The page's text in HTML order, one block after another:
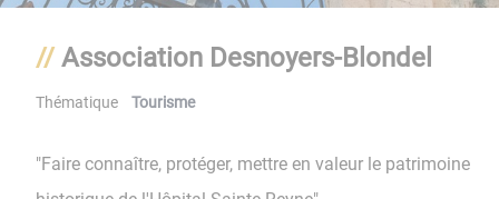
Association Desnoyers-Blondel
Thématique Tourisme
"Faire connaître, protéger, mettre en valeur le patrimoine